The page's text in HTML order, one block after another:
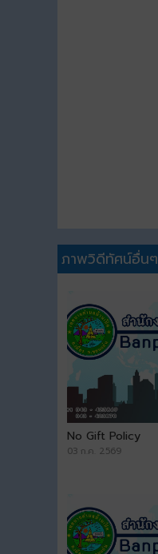
ภาพวิดีทัศน์อื่นๆ
No Gift Policy
03 ก.ค. 2569